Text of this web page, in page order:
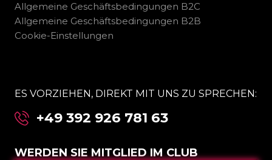
Allgemeine Geschäftsbedingungen B2C
Allgemeine Geschäftsbedingungen B2B
Cookie-Einstellungen
ES VORZIEHEN, DIREKT MIT UNS ZU SPRECHEN:
+49 392 926 781 63
WERDEN SIE MITGLIED IM CLUB